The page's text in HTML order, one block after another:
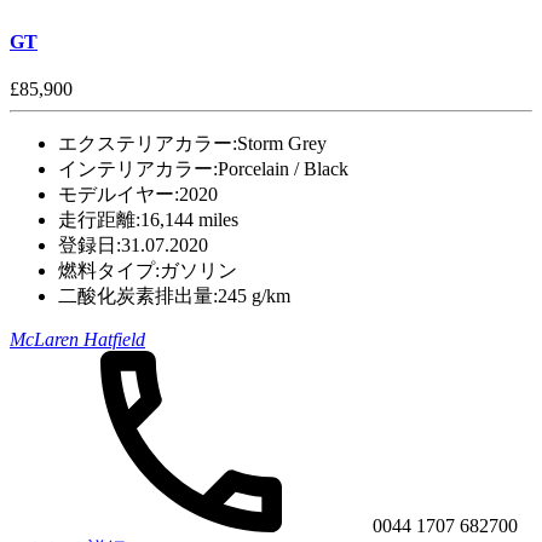
GT
£85,900
エクステリアカラー:Storm Grey
インテリアカラー:Porcelain / Black
モデルイヤー:2020
走行距離:16,144 miles
登録日:31.07.2020
燃料タイプ:ガソリン
二酸化炭素排出量:245 g/km
McLaren Hatfield
0044 1707 682700